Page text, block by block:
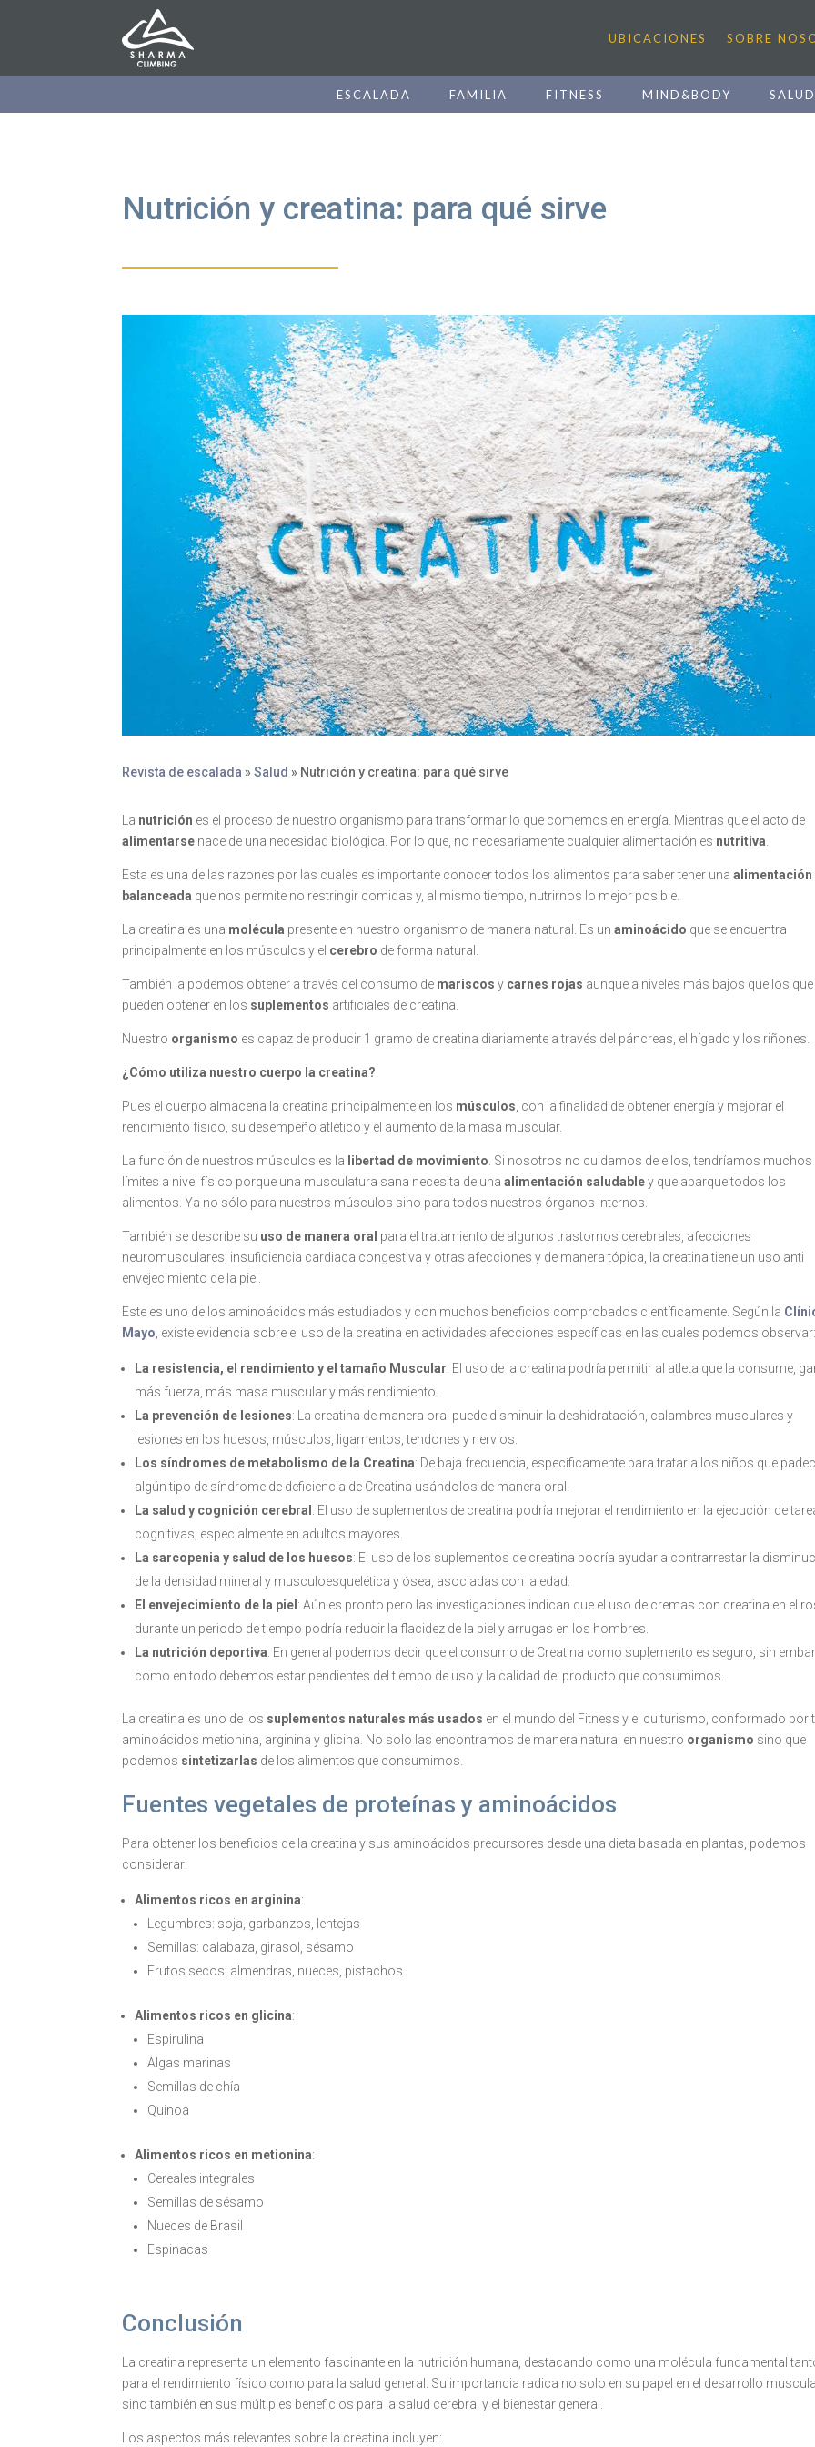
UBICACIONES SOBRE
ESCALADA FAMILIA FITNESS MIND&BODY SALUD
Nutrición y creatina: para qué sirve
Revista de escalada »Salud » Nutrición y creatina: para qué sirve
La nutrición es el proceso de nuestro organismo para transformar lo que comemos en energía. Mientras que el acto de
alimentarse nace de una necesidad biológica. Por lo que, no necesariamente cualquier alimentación es nutritiva
Esta es una de las razones por las cuales es importante conocer todos los alimentos para saber tener unaalimentación
balanceada que nos permite no restringir comidas y, al mismo tiempo, nutrirnos lo mejor posible.
La creatina es una molécula presente en nuestro organismo de manera natural. Es unaminoácido que se encuentra
principalmente en los músculos y el cerebro de forma natural.
También la podemos obtener a través del consumo de mariscos y carnes rojas aunque a niveles más bajos que los
pueden obtener en los suplementos artificiales de creatina.
Nuestro organismo es capaz de producir 1 gramo de creatina diariamente a través del páncreas, el hígado y los riñones.
¿Cómo utiliza nuestro cuerpo la creatina?
Pues el cuerpo almacena la creatina principalmente en los músculos , con la finalidad de obtener energía y mejorar el
rendimiento físico, su desempeño atlético y el aumento de la masa muscular.
La función de nuestros músculos es la libertad de movimiento . Si nosotros no cuidamos de ellos, tendríamos muchos
límites a nivel físico porque una musculatura sana necesita de unaalimentación saludabley que abarque todos los
alimentos. Ya no sólo para nuestros músculos sino para todos nuestros órganos internos.
También se describe su uso de manera oral para el tratamiento de algunos trastornos cerebrales, afecciones
neuromusculares, insuficiencia cardiaca congestiva y otras afecciones y de manera tópica, la creatina tiene un uso anti
envejecimiento de la piel.
Este es uno de los aminoácidos más estudiados y con muchos beneficios comprobados científicamente. Según la
Mayo , existe evidencia sobre el uso de la creatina en actividades afecciones específicas en las cuales podemos
La resistencia, el rendimiento y el tamaño Muscular: El uso de la creatina podría permitir al atleta que la consume,
más fuerza, más masa muscular y más rendimiento.
La prevención de lesiones: La creatina de manera oral puede disminuir la deshidratación, calambres musculares y
lesiones en los huesos, músculos, ligamentos, tendones y nervios.
Los síndromes de metabolismo de la Creatina: De baja frecuencia, específicamente para tratar a los niños que
algún tipo de síndrome de deficiencia de Creatina usándolos de manera oral.
La salud y cognición cerebral : El uso de suplementos de creatina podría mejorar el rendimiento en la ejecución de
cognitivas, especialmente en adultos mayores.
La sarcopenia y salud de los huesos: El uso de los suplementos de creatina podría ayudar a contrarrestar la
de la densidad mineral y musculoesquelética y ósea, asociadas con la edad.
El envejecimiento de la piel : Aún es pronto pero las investigaciones indican que el uso de cremas con creatina en el
durante un periodo de tiempo podría reducir la flacidez de la piel y arrugas en los hombres.
La nutrición deportiva: En general podemos decir que el consumo de Creatina como suplemento es seguro, sin
como en todo debemos estar pendientes del tiempo de uso y la calidad del producto que consumimos.
La creatina es uno de los suplementos naturales más usados en el mundo del Fitness y el culturismo, conformado por
aminoácidos metionina, arginina y glicina. No solo las encontramos de manera natural en nuestro organismo sino que
podemos sintetizarlas de los alimentos que consumimos.
Fuentes vegetales de proteínas y aminoácidos
Para obtener los beneficios de la creatina y sus aminoácidos precursores desde una dieta basada en plantas, podemos
considerar:
Alimentos ricos en arginina:
Legumbres: soja, garbanzos, lentejas
Semillas: calabaza, girasol, sésamo
Frutos secos: almendras, nueces, pistachos
Alimentos ricos en glicina:
Espirulina
Algas marinas
Semillas de chía
Quinoa
Alimentos ricos en metionina:
Cereales integrales
Semillas de sésamo
Nueces de Brasil
Espinacas
Conclusión
La creatina representa un elemento fascinante en la nutrición humana, destacando como una molécula fundamental
para el rendimiento físico como para la salud general. Su importancia radica no solo en su papel en el desarrollo
sino también en sus múltiples beneficios para la salud cerebral y el bienestar general.
Los aspectos más relevantes sobre la creatina incluyen: